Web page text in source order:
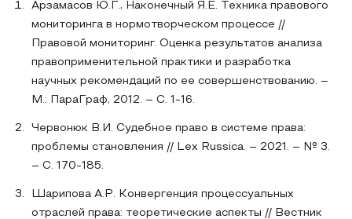
Арзамасов Ю.Г., Наконечный Я.Е. Техника правового
мониторинга в нормотворческом процессе //
Правовой мониторинг. Оценка результатов анализа
правоприменительной практики и разработка
научных рекомендаций по ее совершенствованию. –
М.: ПараГраф, 2012. – С. 1-16.
Червонюк В.И. Судебное право в системе права:
проблемы становления // Lex Russica. – 2021. – № 3.
– С. 170-185.
Шарипова А.Р. Конвергенция процессуальных
отраслей права: теоретические аспекты // Вестник